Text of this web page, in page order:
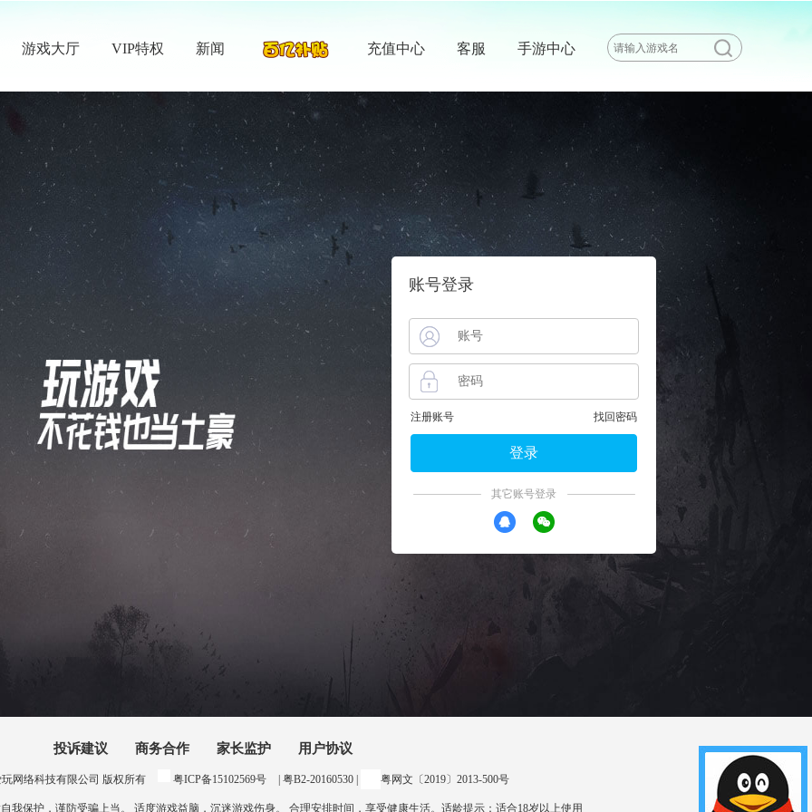
游戏大厅 VIP特权 新闻 充值中心 客服 手游中心
账号登录
注册账号 找回密码
登录
其它账号登录
投诉建议 商务合作 家长监护 用户协议
网络科技有限公司 版权所有 粤ICP备15102569号 | 粤B2-20160530 | 粤网文〔2019〕2013-500号
我保护，谨防受骗上当。 适度游戏益脑，沉迷游戏伤身。 合理安排时间，享受健康生活。适龄提示：适合18岁以上使用